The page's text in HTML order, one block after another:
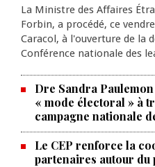
La Ministre des Affaires
Forbin, a procédé, ce
Caracol, à l'ouverture de la
Conférence nationale des
Dre Sandra
« mode électoral » à
campagne nationale
Le CEP renforce la
partenaires autour du